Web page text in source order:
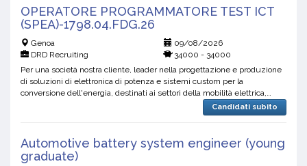
OPERATORE PROGRAMMATORE TEST ICT
(SPEA)-1798.04.FDG.26
Genoa
09/08/2026
DRD Recruiting
34000 - 34000
Per una società nostra cliente, leader nella progettazione e produzione
di soluzioni di elettronica di potenza e sistemi custom per la
conversione dell'energia, destinati ai settori della mobilità elettrica,
Candidati subito
Automotive battery system engineer (young
graduate)